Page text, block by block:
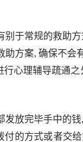
于常规的救助
方案, 确保不会
心理辅导疏通
放完毕手中的
的方式或者交